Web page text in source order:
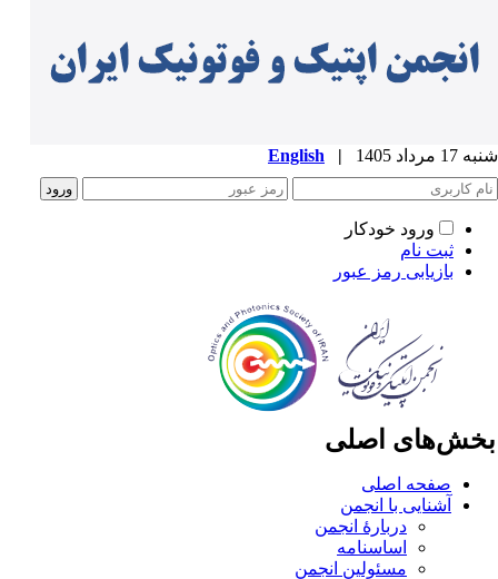
مرداد 1405 |
English
ورود خودکار
ثبت نام
بازیابی رمز عبور
اصلی
صفحه اصلی
آشنایی با انجمن
دربارۀ انجمن
اساسنامه
مسئولین انجمن